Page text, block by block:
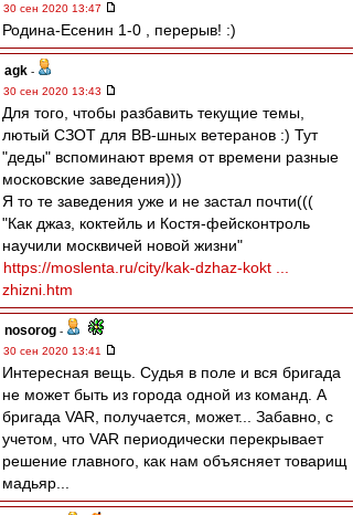
30 сен 2020 13:47
Родина-Есенин 1-0 , перерыв! :)
agk -
30 сен 2020 13:43
Для того, чтобы разбавить текущие темы,
лютый СЗОТ для ВВ-шных ветеранов :) Тут
"деды" вспоминают время от времени разные
московские заведения)))
Я то те заведения уже и не застал почти(((
"Как джаз, коктейль и Костя-фейсконтроль
научили москвичей новой жизни"
https://moslenta.ru/city/kak-dzhaz-kokt ...
zhizni.htm
nosorog -
30 сен 2020 13:41
Интересная вещь. Судья в поле и вся бригада
не может быть из города одной из команд. А
бригада VAR, получается, может... Забавно, с
учетом, что VAR периодически перекрывает
решение главного, как нам объясняет товарищ
мадьяр...